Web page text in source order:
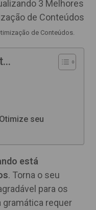
de Conteúdos.
seu
está
. Torna o seu
para os
gramática requer